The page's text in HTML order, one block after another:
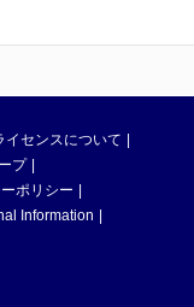
イセンスについて
プ
ポリシー
Information